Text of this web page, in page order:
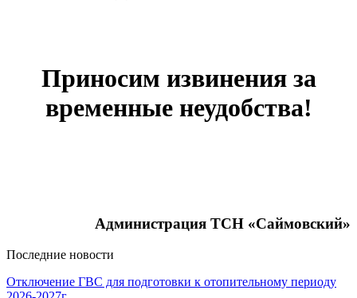
Приносим извинения за
временные неудобства!
Администрация ТСН «Саймовский»
Последние новости
Отключение ГВС для подготовки к отопительному периоду